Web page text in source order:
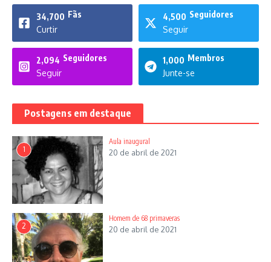
34,700 Fãs
Curtir
4,500 Seguidores
Seguir
2,094 Seguidores
Seguir
1,000 Membros
Junte-se
Postagens em destaque
1
Aula inaugural
20 de abril de 2021
2
Homem de 68 primaveras
20 de abril de 2021